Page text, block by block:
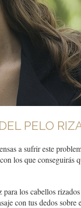
PELO
a sufrir este
los que conseguirás
los cabellos
con tus dedos sobre